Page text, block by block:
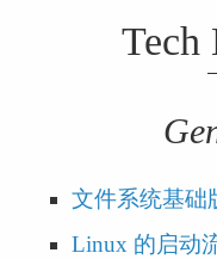
Tech
文件系统基础
Linux 的启动